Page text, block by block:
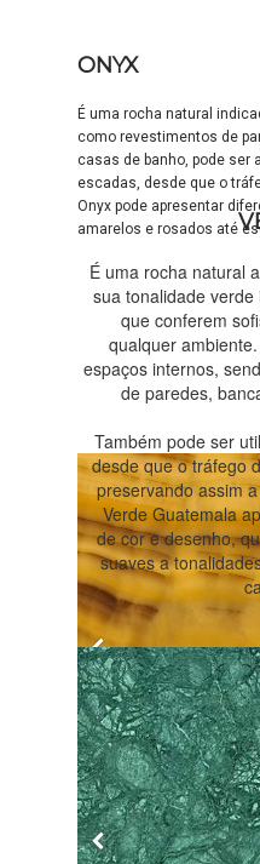
ONYX
É uma rocha natural
como revestimentos de
casas de banho, pode ser
escadas, desde que o
Onyx pode apresentar
amarelos e rosados até
É uma rocha natural
sua tonalidade
que conferem
qualquer
espaços internos,
de paredes,
Também pode ser
desde que o tráfego
preservando assim
Verde Guatemala
de cor e desenho,
suaves a